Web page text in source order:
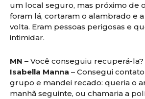
um local seguro, mas próximo de
foram lá, cortaram o alambrado e
volta. Eram pessoas perigosas e
intimidar.
MN – Você conseguiu recuperá-la?
Isabella Manna – Consegui
grupo e mandei recado: queria o
manhã seguinte, ou chamaria a